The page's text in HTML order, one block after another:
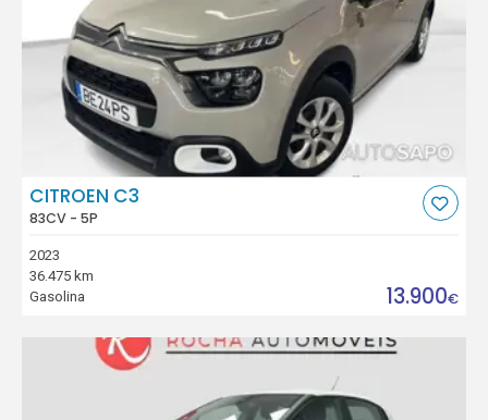
CITROEN C3
83CV - 5P
2023
36.475 km
Gasolina
13.900€